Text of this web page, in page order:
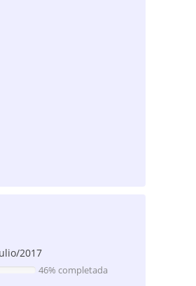
2017
46% completada